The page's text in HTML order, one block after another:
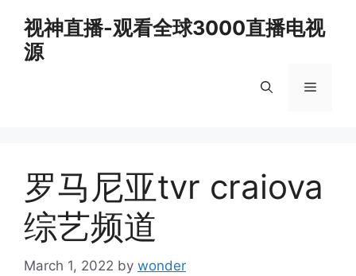
content
视神直播-观看全球3000直播电视
源
Menu
罗马尼亚tvr craiova
综艺频道
March 1, 2022 by wonder